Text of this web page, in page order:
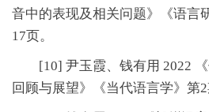
音中的表现及相关问题》《语言
17页。
[10] 尹玉霞、钱有用 2022 《
回顾与展望》《当代语言学》第2